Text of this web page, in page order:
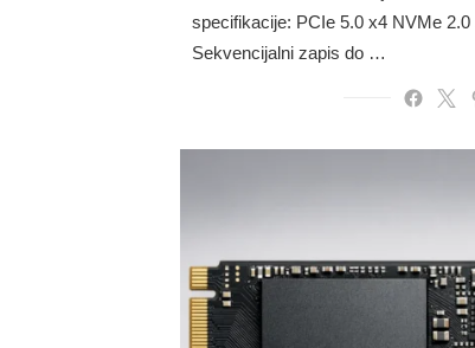
specifikacije: PCIe 5.0 x4 NVMe
Sekvencijalni zapis do …